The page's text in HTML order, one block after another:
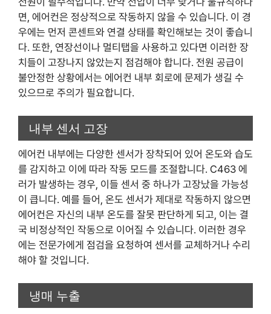
면, 에어컨은 정상적으로 작동하지 않을 수 있습니다. 이 경
우에는 먼저 콘센트와 연결 상태를 확인해보는 것이 좋습니
다. 또한, 연장선이나 멀티탭을 사용하고 있다면 이러한 장
치들이 고장나지 않았는지 점검해야 합니다. 전원 공급이
불안정한 상황에서는 에어컨 내부 회로에 문제가 생길 수
있으므로 주의가 필요합니다.
내부 센서 고장
에어컨 내부에는 다양한 센서가 장착되어 있어 온도와 습도
를 감지하고 이에 따라 작동 모드를 조절합니다. C463 에
러가 발생하는 경우, 이들 센서 중 하나가 고장났을 가능성
이 큽니다. 예를 들어, 온도 센서가 제대로 작동하지 않으면
에어컨은 자신의 내부 온도를 잘못 판단하게 되고, 이는 결
국 비정상적인 작동으로 이어질 수 있습니다. 이러한 경우
에는 전문가에게 점검을 요청하여 센서를 교체하거나 수리
해야 할 것입니다.
냉매 누출